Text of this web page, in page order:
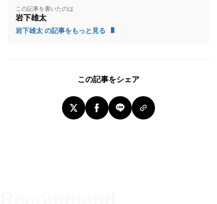
この記事を書いたのは
岩下雄太
岩下雄太 の記事をもっと見る
この記事をシェア